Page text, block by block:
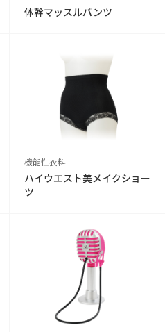
体幹マッスルパンツ
機能性衣料
ハイウエスト美メイクショー
ツ